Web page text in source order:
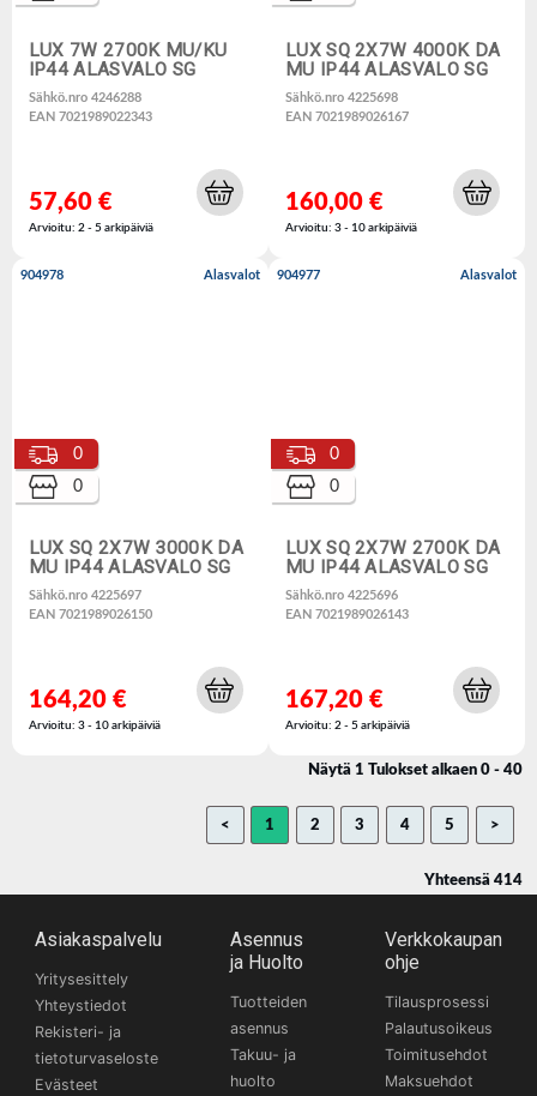
LUX 7W 2700K MU/KU
IP44 ALASVALO SG
Sähkö.nro 4246288
EAN 7021989022343
57,60 €
Arvioitu: 2 - 5 arkipäiviä
LUX SQ 2X7W 4000K DA
MU IP44 ALASVALO SG
Sähkö.nro 4225698
EAN 7021989026167
160,00 €
Arvioitu: 3 - 10 arkipäiviä
904978 Alasvalot
LUX SQ 2X7W 3000K DA
MU IP44 ALASVALO SG
Sähkö.nro 4225697
EAN 7021989026150
0
0
164,20 €
Arvioitu: 3 - 10 arkipäiviä
904977 Alasvalot
LUX SQ 2X7W 2700K DA
MU IP44 ALASVALO SG
Sähkö.nro 4225696
EAN 7021989026143
0
0
167,20 €
Arvioitu: 2 - 5 arkipäiviä
Näytä 1 Tulokset alkaen 0 - 40
< 1 2 3 4 5 >
Yhteensä 414
Asiakaspalvelu
Yritysesittely
Yhteystiedot
Rekisteri- ja
tietoturvaseloste
Evästeet
Asennus
ja Huolto
Tuotteiden
asennus
Takuu- ja
huolto
Verkkokaupan
ohje
Tilausprosessi
Palautusoikeus
Toimitusehdot
Maksuehdot